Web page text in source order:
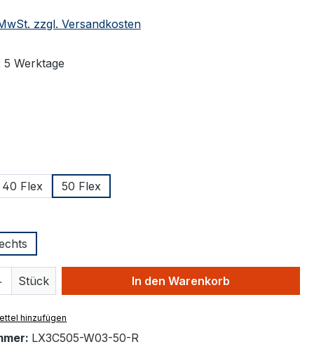
zzgl. Versandkosten
5 Werktage
40 Flex 50 Flex
Anzahl: Gib den gewünschten Wert
Stück In den Warenkorb
hinzufügen
LX3C505-W03-50-R